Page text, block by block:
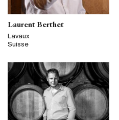
Laurent Berthet
Lavaux
Suisse